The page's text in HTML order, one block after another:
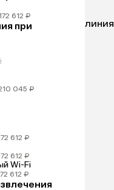
612 ₽
при
045 ₽
612 ₽
612 ₽
Wi-Fi
612 ₽
линия